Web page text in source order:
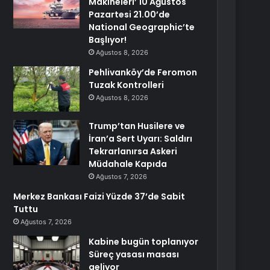
Pazartesi 21.00’de
National Geographic’te
Başlıyor!
Ağustos 8, 2026
Pehlivanköy’de Feromon
Tuzak Kontrolleri
Ağustos 8, 2026
Trump’tan Husilere ve
İran’a Sert Uyarı: Saldırı
Tekrarlanırsa Askeri
Müdahale Kapıda
Ağustos 7, 2026
Merkez Bankası Faizi Yüzde 37’de Sabit
Tuttu
Ağustos 7, 2026
Kabine bugün toplanıyor
Süreç yasası masası
geliyor